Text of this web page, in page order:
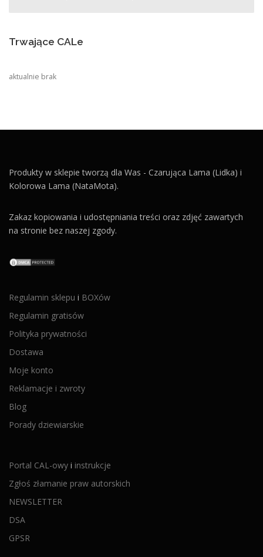
Trwające CALe
aktualnie brak
Produkty w sklepie tworzą dla Was - Czarująca Lama (Lidka) i
Kolorowa Lama (NataMota).
Zakaz kopiowania i udostępniania treści oraz zdjęć zawartych
na stronie bez naszej zgody.
Regulamin sklepu i BOXów
Regulamin gratisów
Polityka prywatności
Dostawa
Moje konto
Reklamacje i zwroty
Blog
Porady dziewiarskie
Portal CAL-owy i instrukcje
Zgłoś złamanie praw autorskich
NEWSLETTER
DSA
GPSR